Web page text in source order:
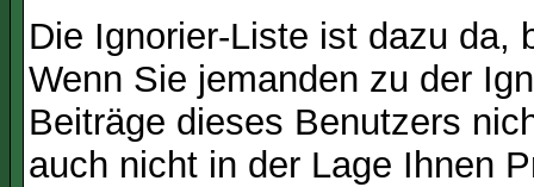
Die Ignorier-Liste ist dazu da,
Wenn Sie jemanden zu der
Beiträge dieses Benutzers
auch nicht in der Lage Ihnen